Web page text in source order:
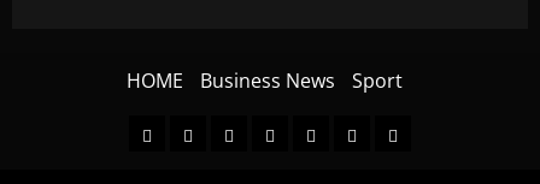
HOME Business News Sport
HOMEBeritahot
BusinessKesehatan
SportEntertainment